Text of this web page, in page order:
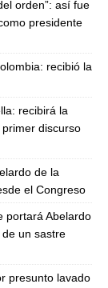
orden”: así fue
presidente
recibió la
recibirá la
discurso
de la
el Congreso
portará Abelardo
un sastre
presunto lavado